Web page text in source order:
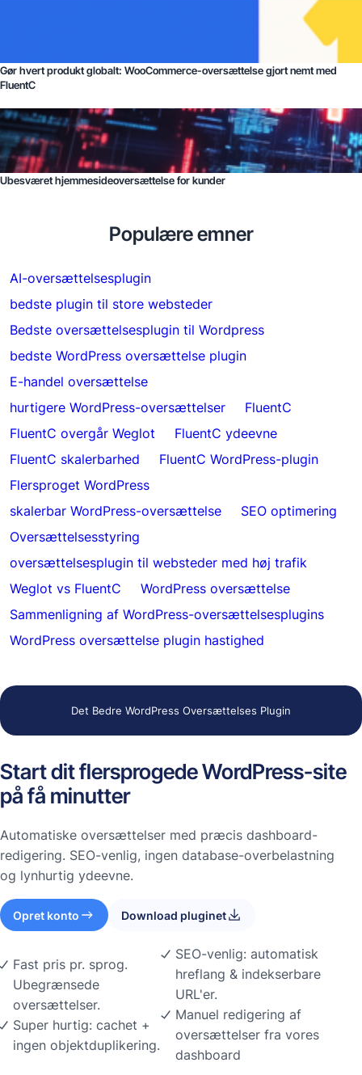
Gør hvert produkt globalt: WooCommerce-oversættelse gjort nemt med
FluentC
Ubesværet hjemmesideoversættelse for kunder
Populære emner
AI-oversættelsesplugin
bedste plugin til store websteder
Bedste oversættelsesplugin til Wordpress
bedste WordPress oversættelse plugin
E-handel oversættelse
hurtigere WordPress-oversættelser
FluentC
FluentC overgår Weglot
FluentC ydeevne
FluentC skalerbarhed
FluentC WordPress-plugin
Flersproget WordPress
skalerbar WordPress-oversættelse
SEO optimering
Oversættelsesstyring
oversættelsesplugin til websteder med høj trafik
Weglot vs FluentC
WordPress oversættelse
Sammenligning af WordPress-oversættelsesplugins
WordPress oversættelse plugin hastighed
Det Bedre WordPress Oversættelses Plugin
Start dit flersprogede WordPress-site
på få minutter
Automatiske oversættelser med præcis dashboard-
redigering. SEO-venlig, ingen database-overbelastning
og lynhurtig ydeevne.
Opret konto Download pluginet
Fast pris pr. sprog.
Ubegrænsede
oversættelser.
Super hurtig: cachet +
ingen objektduplikering.
SEO-venlig: automatisk
hreflang & indekserbare
URL'er.
Manuel redigering af
oversættelser fra vores
dashboard